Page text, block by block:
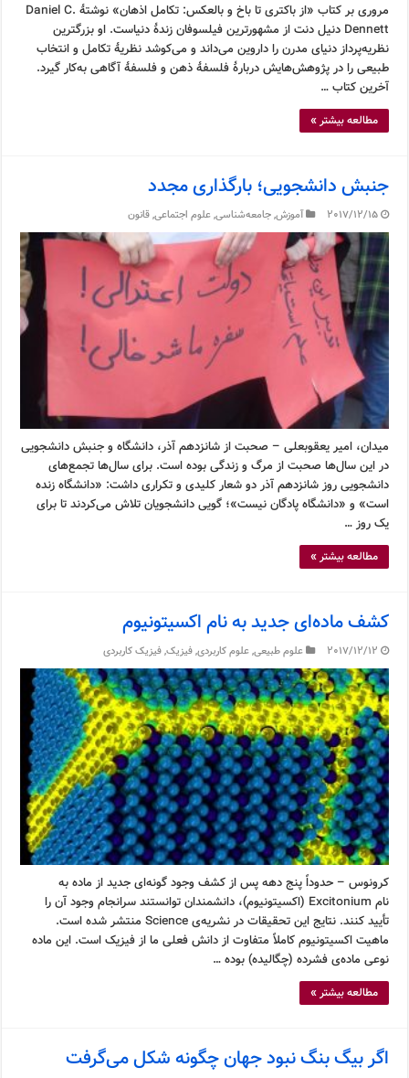
مروری بر کتاب «از باکتری تا باخ و بالعکس: تکامل اذهان» نوشتۀ Daniel C.
Dennett دنیل دنت از مشهورترین فیلسوفان زندۀ دنیاست. او بزرگترین
نظریه‌پرداز دنیای مدرن را داروین می‌داند و می‌کوشد نظریۀ تکامل و انتخاب
طبیعی را در پژوهش‌هایش دربارۀ فلسفۀ ذهن و فلسفۀ آگاهی به‌کار گیرد.
آخرین کتاب …
مطالعه بیشتر »
جنبش دانشجویی؛ بارگذاری مجدد
2017/12/15 آموزش,جامعه‌شناسی,علوم اجتماعی,قانون
میدان، امیر یعقوبعلی – صحبت از شانزدهم آذر، دانشگاه و جنبش دانشجویی
در این سال‌ها صحبت از مرگ و زندگی بوده است. برای سال‌ها تجمع‌های
دانشجویی روز شانزدهم آذر دو شعار کلیدی و تکراری داشت: «دانشگاه زنده
است» و «دانشگاه پادگان نیست»؛ گویی دانشجویان تلاش می‌کردند تا برای
یک روز …
مطالعه بیشتر »
کشف ماده‌ای جدید به نام اکسیتونیوم
2017/12/12 علوم طبیعی,علوم کاربردی,فیزیک,فیزیک کاربردی
کرونوس – حدوداً پنج دهه پس از کشف وجود گونه‌ای جدید از ماده به
نام Excitonium (اکسیتونیوم)، دانشمندان توانستند سرانجام وجود آن را
تأیید کنند. نتایج این تحقیقات در نشریه‌ی Science منتشر شده است.
ماهیت اکسیتونیوم کاملاً متفاوت از دانش فعلی ما از فیزیک است. این ماده
نوعی ماده‌ی فشرده (چگالیده) بوده …
مطالعه بیشتر »
اگر بیگ بنگ نبود جهان چگونه شکل می‌گرفت